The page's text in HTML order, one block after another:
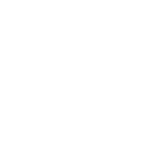
っての大事なものか
ると思います。
脈をつむぐための道
うになってきた。ス
やっていますが、や
ていますね。